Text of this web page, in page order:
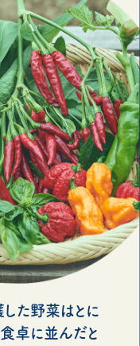
た野菜はとに
卓に並んだと